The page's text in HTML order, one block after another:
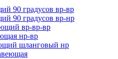
90 градусов вр-вр
90 градусов вр-нр
вр-вр-вр
нр-вр
шланговый нр